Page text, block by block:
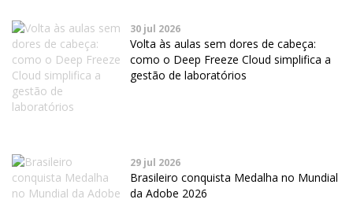
30 jul 2026
Volta às aulas sem dores de cabeça:
como o Deep Freeze Cloud simplifica a
gestão de laboratórios
29 jul 2026
Brasileiro conquista Medalha no Mundial
da Adobe 2026